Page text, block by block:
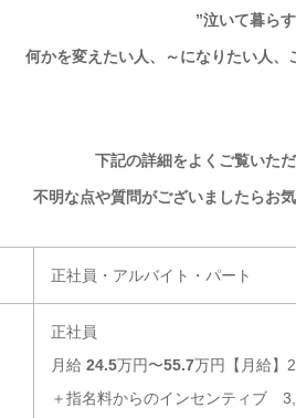
”泣いて暮ら
何かを変えたい人、～になりたい人、
下記の詳細をよくご覧いた
不明な点や質問がございましたらお
正社員・アルバイト・パート
正社員
月給 24.5万円〜55.7万円【月給】
＋指名料からのインセンティブ